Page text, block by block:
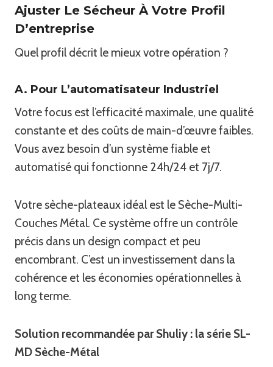
Ajuster Le Sécheur À Votre Profil
D’entreprise
Quel profil décrit le mieux votre opération ?
A. Pour L’automatisateur Industriel
Votre focus est l’efficacité maximale, une qualité
constante et des coûts de main-d’œuvre faibles.
Vous avez besoin d’un système fiable et
automatisé qui fonctionne 24h/24 et 7j/7.
Votre sèche-plateaux idéal est le Sèche-Multi-
Couches Métal. Ce système offre un contrôle
précis dans un design compact et peu
encombrant. C’est un investissement dans la
cohérence et les économies opérationnelles à
long terme.
Solution recommandée par Shuliy : la série SL-
MD Sèche-Métal